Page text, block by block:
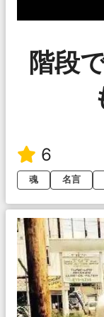
階段
6
魂
名言